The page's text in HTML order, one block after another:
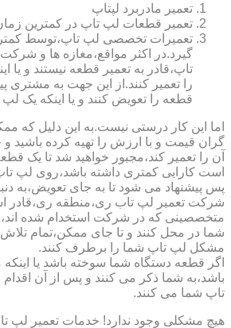
تعمیر مادربرد لپتاپ
تعمیر قطعات لپ تاپ در کمترین
تعمیرات تخصصی لپ تاپ،توسط
گیرد.در اکثر مواقع،مغازه ها و
تاپ،قادر به تعمیر قطعه نیستند و یا
را تعمیر کنند.از این جهت به مشتری
قطعه را تعویض کنند و یا اینکه یک لپ
اما این کار درستی نیست.به این دلیل
گران قیمت و با ارزش را تهیه کرده باشید و
آن را تعمیر کند،مجبور خواهید شد تا یک
است کارایی کمتری داشته باشد،روی لپ
پس پیشنهاد می شود تا به جای تعویض،به
شرکت تعمیر لپ تاب ری،منطقه ری،قادر
متخصصینی که در شرکت استخدام شده
شما در محل کنند و تا جای ممکن،تمام تلاش
مشکل لپ تاپ شما را برطرف کنند.
اگر قطعه دستگاه شما سوخته باشد یا
باشد،به شما ذکر می کنند و پس از آن
تاپ شما می کنند.
هیچ مشکلی وجود ندارد! خدمات تعمیر لپ